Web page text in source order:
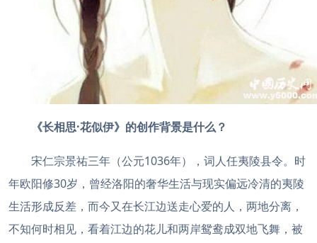
《长相思·花似伊》的创作背景是什么？
宋仁宗景祐三年（公元1036年），词人任夷陵县令。时
年欧阳修30岁，曾经洛阳的奢华生活与现实偏远冷清的夷陵
生活形成反差，而今又在长江边送走心爱的人，两地分离，
不知何时相见，看着江边的花儿和两岸鸳鸯成双地飞舞，被